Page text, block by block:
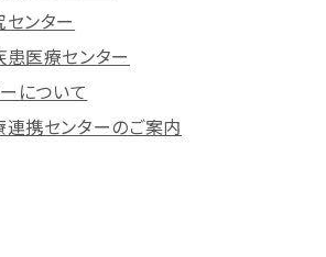
ンター
医療センター
について
携センターのご案内